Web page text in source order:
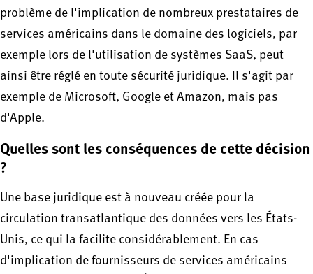
problème de l'implication de nombreux prestataires de
services américains dans le domaine des logiciels, par
exemple lors de l'utilisation de systèmes SaaS, peut
ainsi être réglé en toute sécurité juridique. Il s'agit par
exemple de Microsoft, Google et Amazon, mais pas
d'Apple.
Quelles sont les conséquences de cette décision
?
Une base juridique est à nouveau créée pour la
circulation transatlantique des données vers les États-
Unis, ce qui la facilite considérablement. En cas
d'implication de fournisseurs de services américains